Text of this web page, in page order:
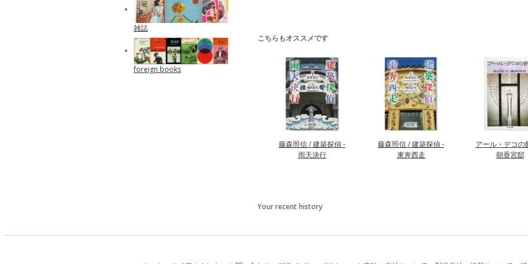
こちらもオススメです
藤森照信 / 建築探偵 -
雨天決行
藤森照信 / 建築探偵 -
東奔西走
アール・デコの
朝香宮邸
Your recent history
雑誌
foreign books